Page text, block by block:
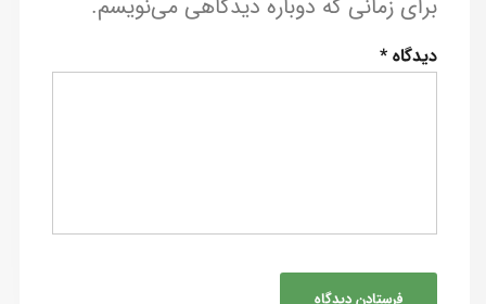
برای زمانی که دوباره دیدگاهی می‌نویسم.
دیدگاه*